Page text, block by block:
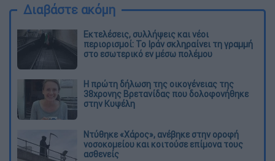
Διαβάστε ακόμη
Εκτελέσεις, συλλήψεις και νέοι
περιορισμοί: Το Ιράν σκληραίνει τη γραμμή
στο εσωτερικό εν μέσω πολέμου
Η πρώτη δήλωση της οικογένειας της
38χρονης Βρετανίδας που δολοφονήθηκε
στην Κυψέλη
Ντύθηκε «Χάρος», ανέβηκε στην οροφή
νοσοκομείου και κοιτούσε επίμονα τους
ασθενείς